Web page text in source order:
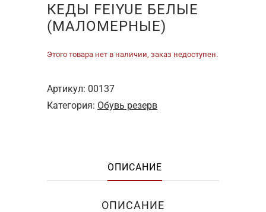
КЕДЫ FEIYUE БЕЛЫЕ
(МАЛОМЕРНЫЕ)
Этого товара нет в наличии, заказ недоступен.
Артикул: 00137
Категория: Обувь резерв
ОПИСАНИЕ
ОПИСАНИЕ